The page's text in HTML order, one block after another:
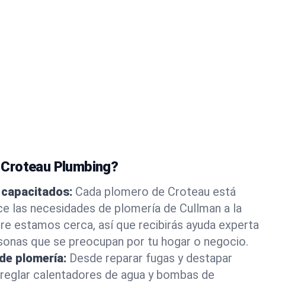
Plumbing?
Cada plomero de Croteau está
las necesidades de plomería de Cullman a la
estamos cerca, así que recibirás ayuda experta
que se preocupan por tu hogar o negocio.
plomería: Desde reparar fugas y destapar
calentadores de agua y bombas de